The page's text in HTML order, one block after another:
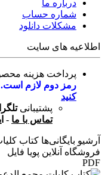
درباره ما
شماره حساب
مشکلات دانلود
اطلاعیه های سایت
پرداخت هزینه
رمز دوم لازم است.
کنید
پشتیبانی
تماس با ما -
آرشیو بایگانی‌ها کتاب
فروشگاه آنلاین پویا فایل
PDF